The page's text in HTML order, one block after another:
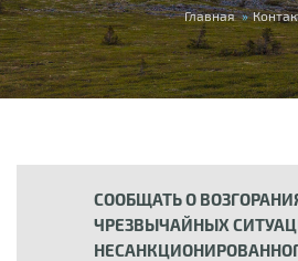
Вы здесь Главная »
СООБЩАТЬ О
ЧРЕЗВЫЧАЙНЫХ